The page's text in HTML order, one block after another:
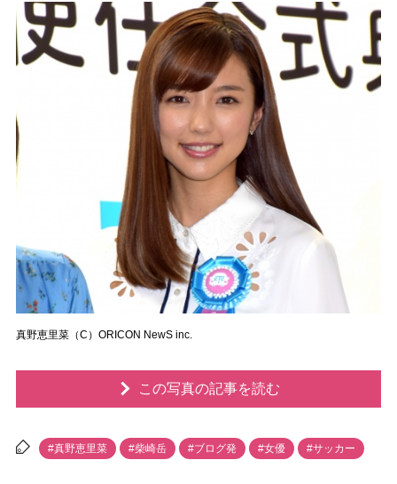
真野恵里菜（C）ORICON NewS inc.
この写真の記事を読む
#真野恵里菜 #柴崎岳 #ブログ発 #女優 #サッカー